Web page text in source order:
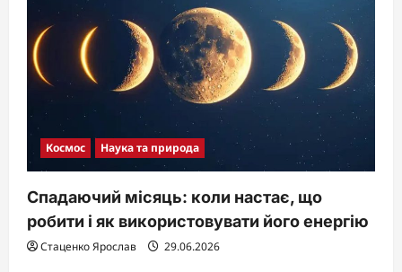
Космос Наука та природа
Спадаючий місяць: коли настає, що
робити і як використовувати його енергію
Стаценко Ярослав 29.06.2026